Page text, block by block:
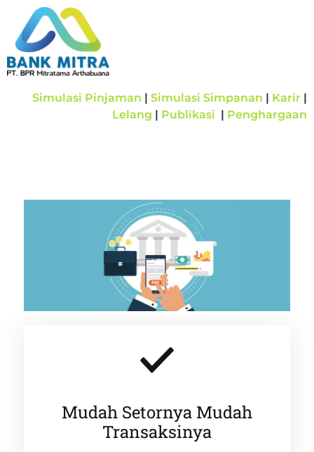
Simulasi Pinjaman | Simulasi Simpanan | Karir |
Lelang | Publikasi | Penghargaan
Mudah Setornya Mudah
Transaksinya